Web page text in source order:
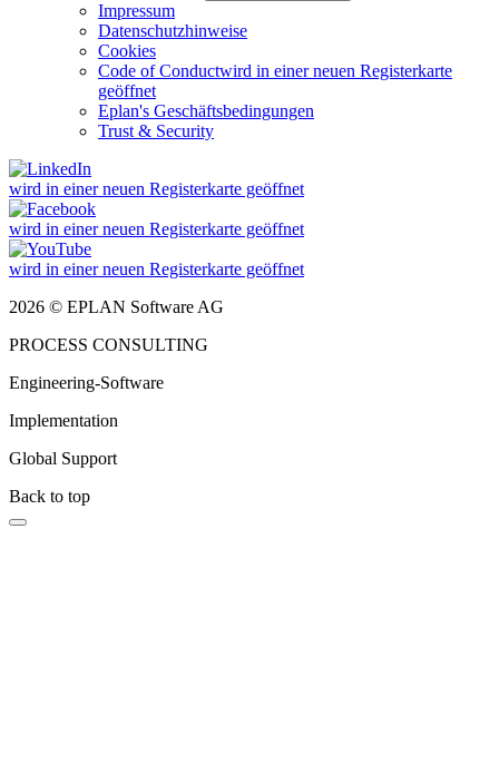
Impressum
Datenschutzhinweise
Cookies
Code of Conductwird in einer neuen Registerkarte
geöffnet
Eplan's Geschäftsbedingungen
Trust & Security
wird in einer neuen Registerkarte geöffnet
wird in einer neuen Registerkarte geöffnet
wird in einer neuen Registerkarte geöffnet
2026 © EPLAN Software AG
PROCESS CONSULTING
Engineering-Software
Implementation
Global Support
Back to top